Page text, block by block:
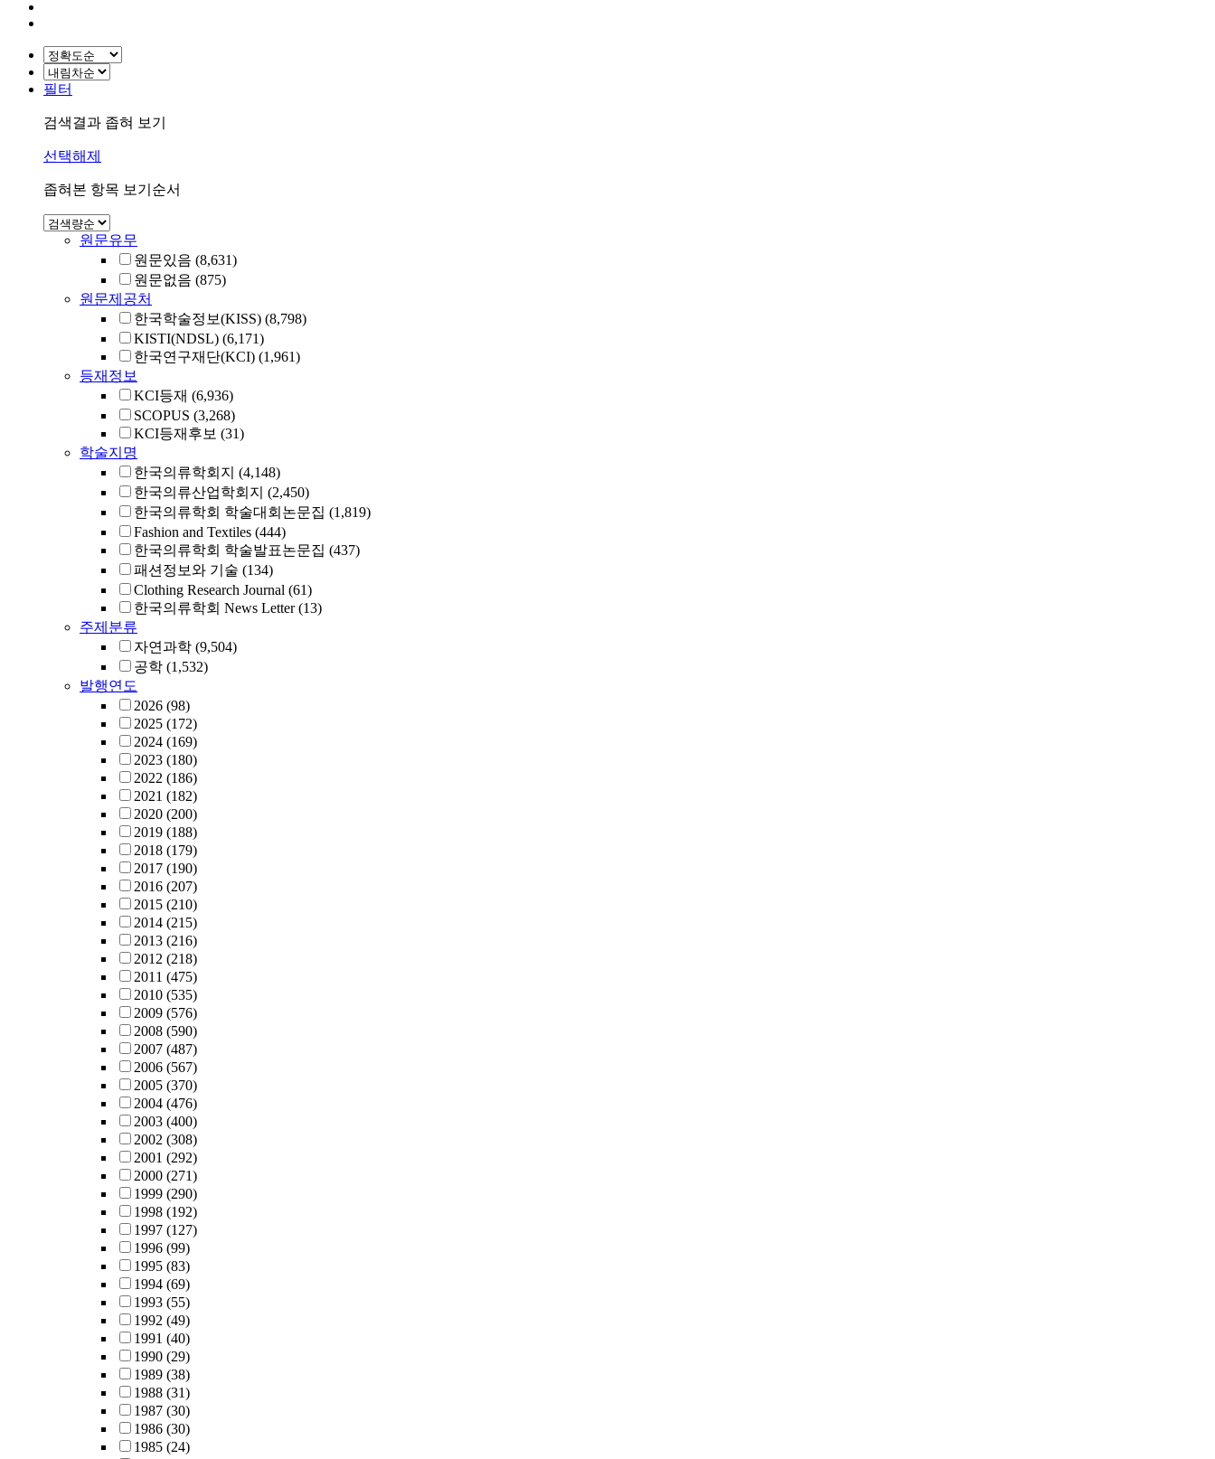
필터
검색결과 좁혀 보기
선택해제
좁혀본 항목 보기순서
원문유무
원문있음 (8,631)
원문없음 (875)
원문제공처
한국학술정보(KISS) (8,798)
KISTI(NDSL) (6,171)
한국연구재단(KCI) (1,961)
등재정보
KCI등재 (6,936)
SCOPUS (3,268)
KCI등재후보 (31)
학술지명
한국의류학회지 (4,148)
한국의류산업학회지 (2,450)
한국의류학회 학술대회논문집 (1,819)
Fashion and Textiles (444)
한국의류학회 학술발표논문집 (437)
패션정보와 기술 (134)
Clothing Research Journal (61)
한국의류학회 News Letter (13)
주제분류
자연과학 (9,504)
공학 (1,532)
발행연도
2026 (98)
2025 (172)
2024 (169)
2023 (180)
2022 (186)
2021 (182)
2020 (200)
2019 (188)
2018 (179)
2017 (190)
2016 (207)
2015 (210)
2014 (215)
2013 (216)
2012 (218)
2011 (475)
2010 (535)
2009 (576)
2008 (590)
2007 (487)
2006 (567)
2005 (370)
2004 (476)
2003 (400)
2002 (308)
2001 (292)
2000 (271)
1999 (290)
1998 (192)
1997 (127)
1996 (99)
1995 (83)
1994 (69)
1993 (55)
1992 (49)
1991 (40)
1990 (29)
1989 (38)
1988 (31)
1987 (30)
1986 (30)
1985 (24)